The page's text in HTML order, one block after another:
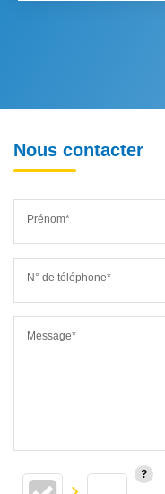
Nous contacter
Prénom*
N° de téléphone*
Message*